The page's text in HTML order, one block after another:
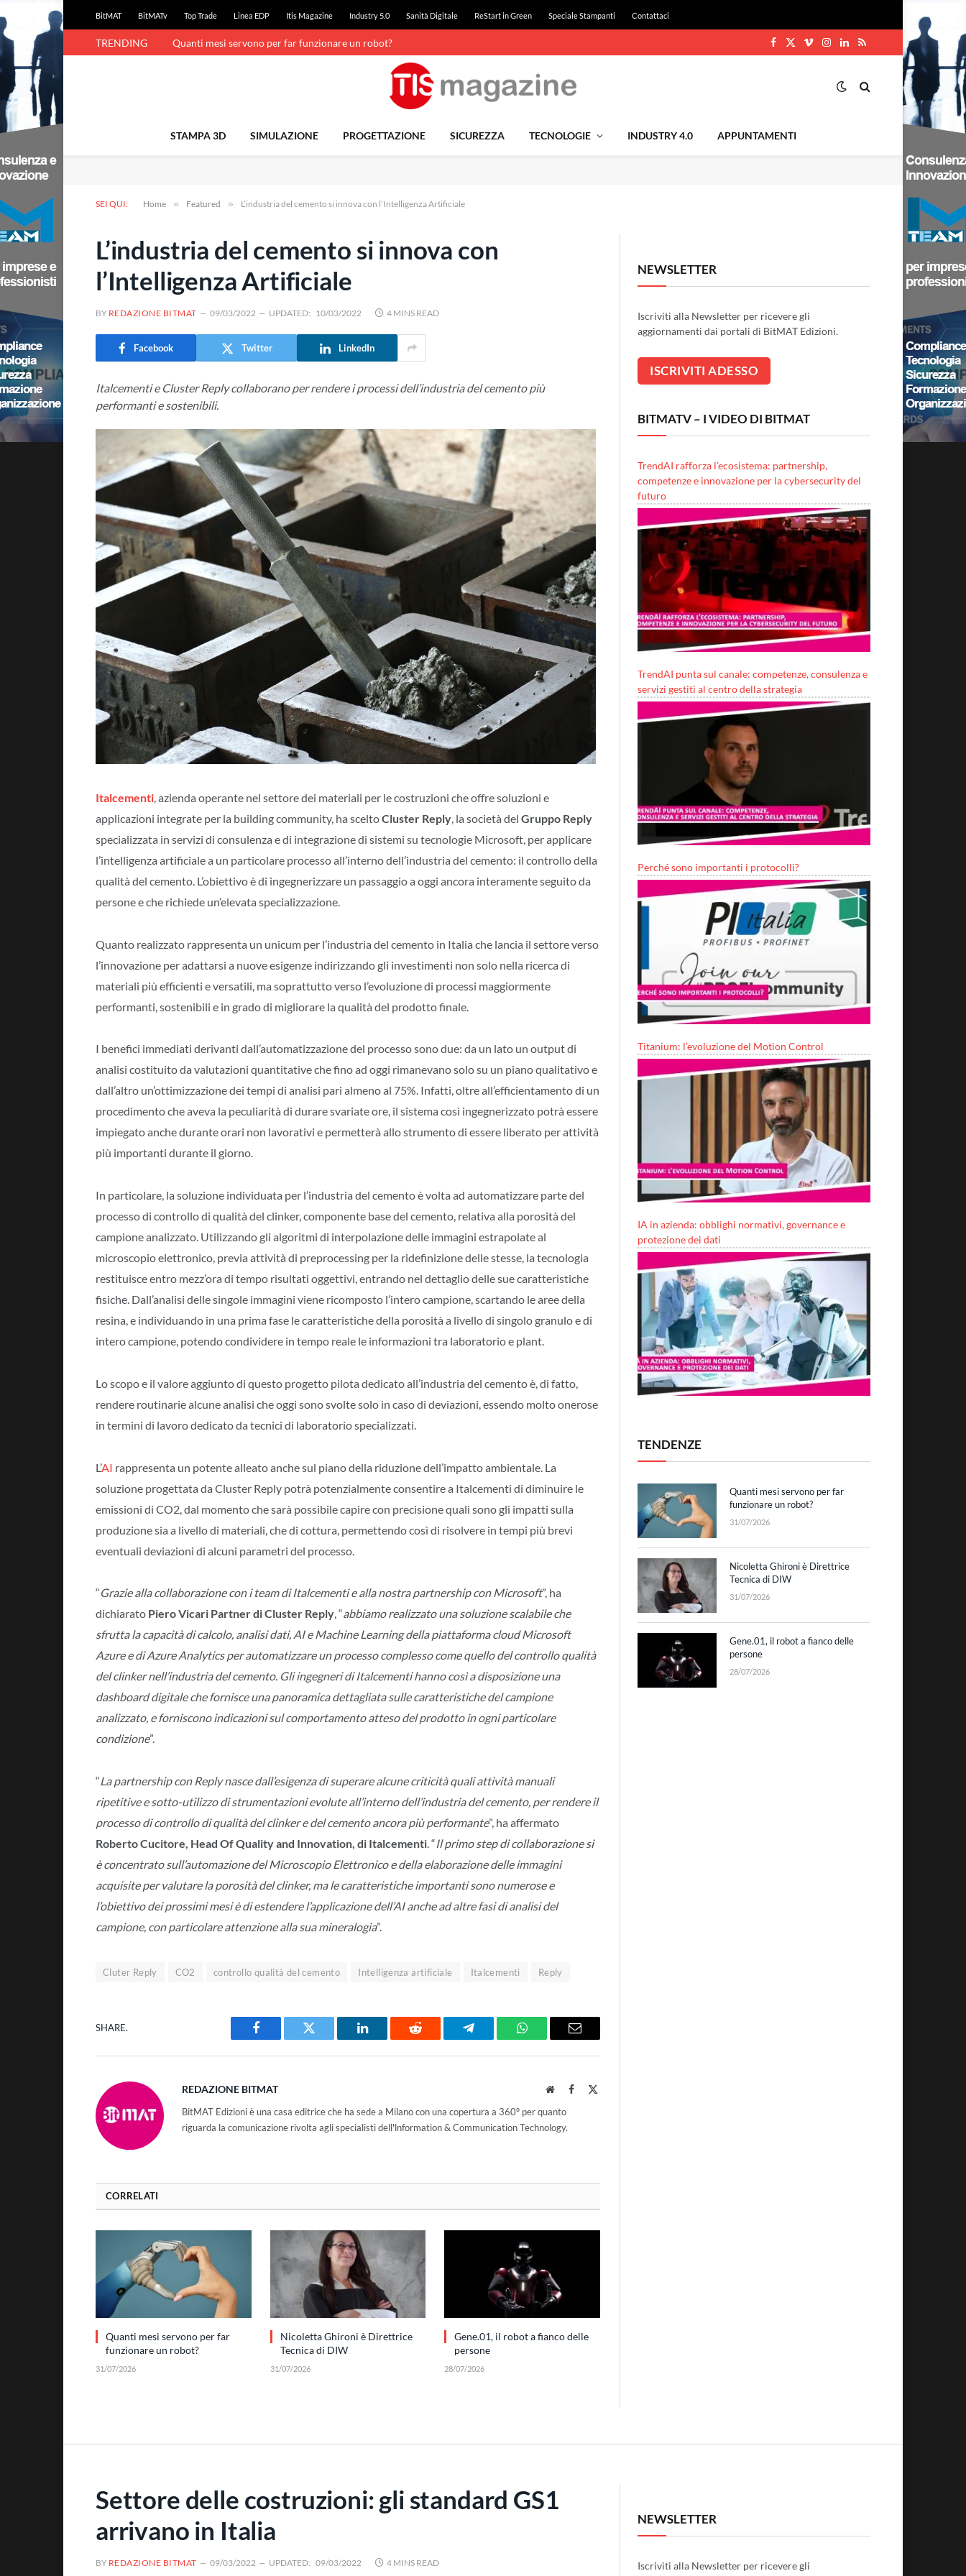
BitMAT BitMATv Top Trade Linea EDP Itis Magazine Industry 5.0 Sanità Digitale ReStart in Green Speciale Stampanti Contattaci
TRENDING Quanti mesi servono per far funzionare un robot?
Facebook
X
VimeoInstagram
LinkedIn
RSS
STAMPA 3D SIMULAZIONE PROGETTAZIONE SICUREZZA TECNOLOGIE INDUSTRY 4.0 APPUNTAMENTI
SEI QUI: Home » Featured » L’industria del cemento si innova con l’Intelligenza Artificiale
L’industria del cemento si innova con
l’Intelligenza Artificiale
BY REDAZIONE BITMAT 09/03/2022 UPDATED: 10/03/2022 4 MINS READ
Facebook Twitter LinkedIn
Italcementi e Cluster Reply collaborano per rendere i processi dell’industria del cemento più
performanti e sostenibili.
Italcementi, azienda operante nel settore dei materiali per le costruzioni che offre soluzioni e
applicazioni integrate per la building community, ha sceltoCluster Reply, la società del Gruppo Reply
specializzata in servizi di consulenza e di integrazione di sistemi su tecnologie Microsoft, per applicare
l’intelligenza artificiale a un particolare processo all’interno dell’industria del cemento: il controllo della
qualità del cemento. L’obiettivo è di ingegnerizzare un passaggio a oggi ancora interamente seguito da
persone e che richiede un’elevata specializzazione.
Quanto realizzato rappresenta un unicum per l’industria del cemento in Italia che lancia il settore verso
l’innovazione per adattarsi a nuove esigenze indirizzando gli investimenti non solo nella ricerca di
materiali più efficienti e versatili, ma soprattutto verso l’evoluzione di processi maggiormente
performanti, sostenibili e in grado di migliorare la qualità del prodotto finale.
I benefici immediati derivanti dall’automatizzazione del processo sono due: da un lato un output di
analisi costituito da valutazioni quantitative che fino ad oggi rimanevano solo su un piano qualitativo e
dall’altro un’ottimizzazione dei tempi di analisi pari almeno al 75%. Infatti, oltre all’efficientamento di un
procedimento che aveva la peculiarità di durare svariate ore, il sistema così ingegnerizzato potrà essere
impiegato anche durante orari non lavorativi e permetterà allo strumento di essere liberato per attività
più importanti durante il giorno.
In particolare, la soluzione individuata per l’industria del cemento è volta ad automatizzare parte del
processo di controllo di qualità del clinker, componente base del cemento, relativa alla porosità del
campione analizzato. Utilizzando gli algoritmi di interpolazione delle immagini estrapolate al
microscopio elettronico, previa attività di preprocessing per la ridefinizione delle stesse, la tecnologia
restituisce entro mezz’ora di tempo risultati oggettivi, entrando nel dettaglio delle sue caratteristiche
fisiche. Dall’analisi delle singole immagini viene ricomposto l’intero campione, scartando le aree della
resina, e individuando in una prima fase le caratteristiche della porosità a livello di singolo granulo e di
intero campione, potendo condividere in tempo reale le informazioni tra laboratorio e plant.
Lo scopo e il valore aggiunto di questo progetto pilota dedicato all’industria del cemento è, di fatto,
rendere routinarie alcune analisi che oggi sono svolte solo in caso di deviazioni, essendo molto onerose
in termini di lavoro dedicato da tecnici di laboratorio specializzati.
L’AI rappresenta un potente alleato anche sul piano della riduzione dell’impatto ambientale. La
soluzione progettata da Cluster Reply potrà potenzialmente consentire a Italcementi di diminuire le
emissioni di CO2, dal momento che sarà possibile capire con precisione quali sono gli impatti sulla
produzione sia a livello di materiali, che di cottura, permettendo così di risolvere in tempi più brevi
eventuali deviazioni di alcuni parametri del processo.
“Grazie alla collaborazione con i team di Italcementi e alla nostra partnership con Microsoft”, ha
dichiarato Piero Vicari Partner di Cluster Reply, “abbiamo realizzato una soluzione scalabile che
sfrutta la capacità di calcolo, analisi dati, AI e Machine Learning della piattaforma cloud Microsoft
Azure e di Azure Analytics per automatizzare un processo complesso come quello del controllo qualità
del clinker nell’industria del cemento. Gli ingegneri di Italcementi hanno così a disposizione una
dashboard digitale che fornisce una panoramica dettagliata sulle caratteristiche del campione
analizzato, e forniscono indicazioni sul comportamento atteso del prodotto in ogni particolare
condizione”.
“La partnership con Reply nasce dall’esigenza di superare alcune criticità quali attività manuali
ripetitive e sotto-utilizzo di strumentazioni evolute all’interno dell’industria del cemento, per rendere il
processo di controllo di qualità del clinker e del cemento ancora più performante”, ha affermato
Roberto Cucitore, Head Of Quality and Innovation, di Italcementi. “Il primo step di collaborazione si
è concentrato sull’automazione del Microscopio Elettronico e della elaborazione delle immagini
acquisite per valutare la porosità del clinker, ma le caratteristiche importanti sono numerose e
l’obiettivo dei prossimi mesi è di estendere l’applicazione dell’AI anche ad altre fasi di analisi del
campione, con particolare attenzione alla sua mineralogia”.
Cluter Reply CO2 controllo qualità del cemento Intelligenza artificiale Italcementi Reply
SHARE.
Facebook Twitter LinkedIn Reddit Telegram WhatsAppEmail
REDAZIONE BITMAT WebsiteFacebook
BitMAT Edizioni è una casa editrice che ha sede a Milano con una copertura a 360° per quanto
riguarda la comunicazione rivolta agli specialisti dell'lnformation & Communication Technology.
CORRELATI
Quanti mesi servono per far
funzionare un robot?
31/07/2026
Nicoletta Ghironi è Direttrice
Tecnica di DIW
31/07/2026
Gene.01, il robot a fianco delle
persone
28/07/2026
NEWSLETTER
Iscriviti alla Newsletter per ricevere gli
aggiornamenti dai portali di BitMAT Edizioni.
BITMATV – I VIDEO DI BITMAT
TrendAI rafforza l’ecosistema: partnership,
competenze e innovazione per la cybersecurity del
futuro
TrendAI punta sul canale: competenze, consulenza e
servizi gestiti al centro della strategia
Perché sono importanti i protocolli?
Titanium: l’evoluzione del Motion Control
IA in azienda: obblighi normativi, governance e
protezione dei dati
TENDENZE
Quanti mesi servono per far
funzionare un robot?
31/07/2026
Nicoletta Ghironi è Direttrice
Tecnica di DIW
31/07/2026
Gene.01, il robot a fianco delle
persone
28/07/2026
Settore delle costruzioni: gli standard GS1
arrivano in Italia
BY REDAZIONE BITMAT 09/03/2022 UPDATED: 09/03/2022 4 MINS READ
NEWSLETTER
Iscriviti alla Newsletter per ricevere gli